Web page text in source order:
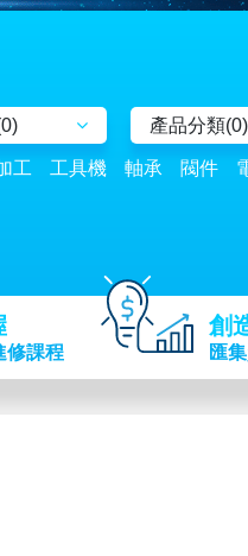
0) 產品分類(0)
工 工具機 軸承 閥件
修課程
創
匯